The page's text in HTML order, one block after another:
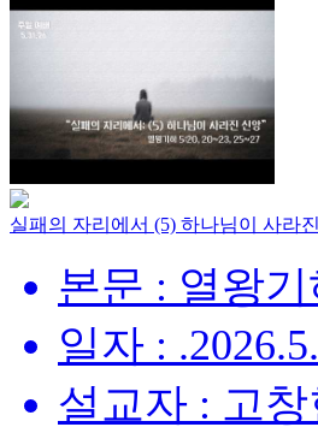
실패의 자리에서 (5) 하나님이 사라
본문 : 열왕기
일자 :
설교자 : 고